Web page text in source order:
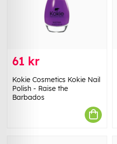
61 kr
Kokie Cosmetics Kokie Nail
Polish - Raise the
Barbados